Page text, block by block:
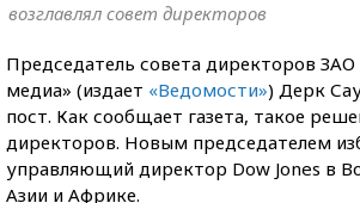
возглавлял совет директоров
Председатель совета директоров ЗАО
медиа» (издает «Ведомости») Дерк
пост. Как сообщает газета, такое
директоров. Новым председателем
управляющий директор Dow Jones в
Азии и Африке.